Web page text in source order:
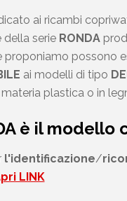
ai ricambi
della serie RONDA
possono
ai modelli di tipo
plastica o in
è il modello
l'identificazione/
LINK